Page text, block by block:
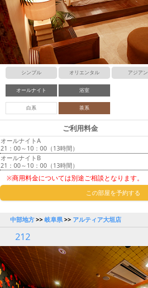
シンプル オリエンタル アジアン
オールナイト 浴室
白系 茶系
ご利用料金
オールナイトA
21：00～10：00（13時間）
オールナイトB
21：00～10：00（13時間）
※商用料金については別途ご相談となります。
この部屋を予約する
中部地方>>岐阜県>> アルティア大垣店
212